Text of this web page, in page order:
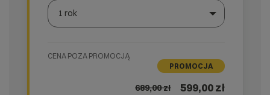
1 rok
CENA POZA PROMOCJĄ
PROMOCJA
689,00zł 599,00 zł